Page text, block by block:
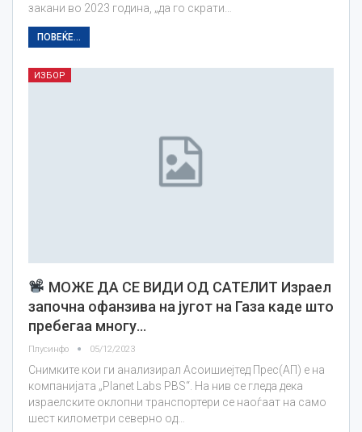
закани во 2023 година, „да го скрати…
ПОВЕЌЕ...
ИЗБОР
МОЖЕ ДА СЕ ВИДИ ОД САТЕЛИТ Израел
започна офанзива на југот на Газа каде што
пребегаа многу…
Плусинфо 05/12/2023
Снимките кои ги анализирал Асоишиејтед Прес(АП) е на
компанијата „Planet Labs PBS“. На нив се гледа дека
израелските оклопни транспортери се наоѓаат на само
шест километри северно од…